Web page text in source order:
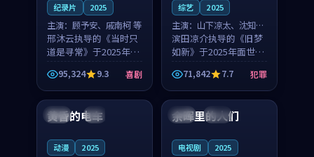
纪录片 2025
主演： 顾予安、戚南柯 等
邢沐云执导的《当时只
道是寻常》于2025年面
世，泰国的城市气质与
母女情深的人物心境共
同构筑了影片基调。顾
予安、戚南柯用细腻的
表演撑起整部喜剧电
95,324 9.3 喜剧
综艺 2025
主演： 山下凉太、沈知韵
等
滨田凉介执导的《旧梦
如新》于2025年面世，
中国台湾的城市气质与
异国相遇的人物心境共
同构筑了影片基调。山
下凉太、沈知韵用细腻
的表演撑起整部犯罪
71,842 7.7 犯罪
日本 4K
黄昏的电车
动漫 2025
泰国 完结
余晖里的人们
电视剧 2025